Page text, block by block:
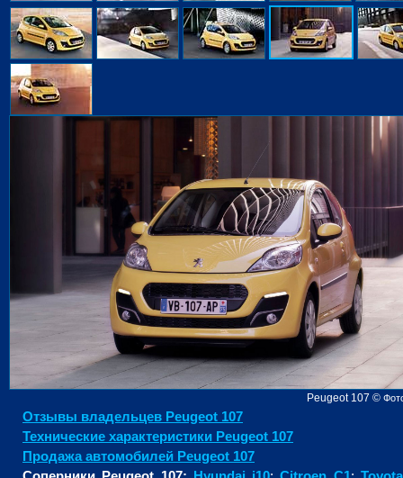
Peugeot 107 ©
Отзывы владельцев Peugeot 107
Технические характеристики Peugeot 107
Продажа автомобилей Peugeot 107